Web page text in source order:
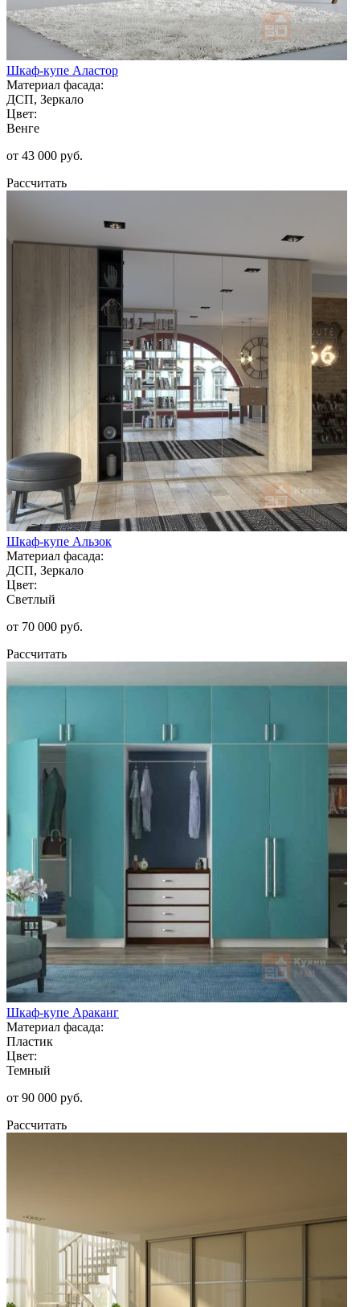
Шкаф-купе Аластор
Материал фасада:
ДСП, Зеркало
Цвет:
Венге
от 43 000 руб.
Рассчитать
Шкаф-купе Альзок
Материал фасада:
ДСП, Зеркало
Цвет:
Светлый
от 70 000 руб.
Рассчитать
Шкаф-купе Араканг
Материал фасада:
Пластик
Цвет:
Темный
от 90 000 руб.
Рассчитать